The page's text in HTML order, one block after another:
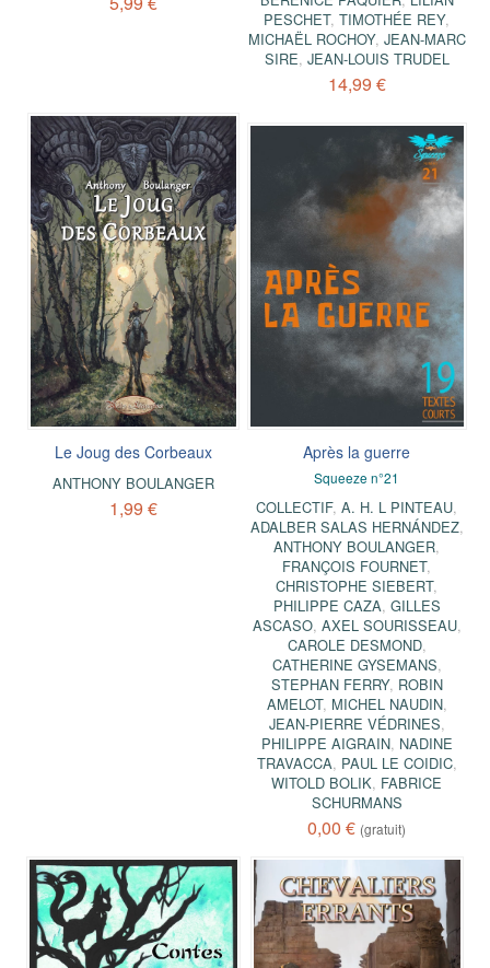
PESCHET,TIMOTHÉE REY,
MICHAËL ROCHOY, JEAN-MARC
SIRE, JEAN-LOUIS TRUDEL
14,99 €
Le Joug des Corbeaux
ANTHONY BOULANGER
1,99 €
Après la guerre
Squeeze n°21
COLLECTIF,A. H. L PINTEAU,
ADALBER SALAS HERNÁNDEZ,
ANTHONY BOULANGER,
FRANÇOIS FOURNET,
CHRISTOPHE SIEBERT,
PHILIPPE CAZA, GILLES
ASCASO, AXEL SOURISSEAU,
CAROLE DESMOND,
CATHERINE GYSEMANS,
STEPHAN FERRY, ROBIN
AMELOT, MICHEL NAUDIN,
JEAN-PIERRE VÉDRINES,
PHILIPPE AIGRAIN, NADINE
TRAVACCA, PAUL LE COIDIC,
WITOLD BOLIK, FABRICE
SCHURMANS
0,00 € (gratuit)